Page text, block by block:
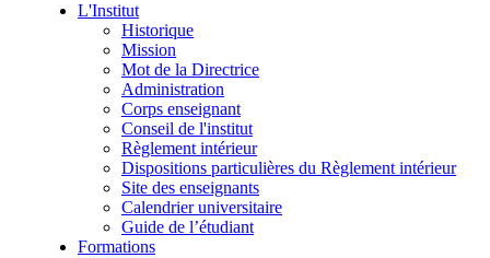
L'Institut
Historique
Mission
Mot de la Directrice
Administration
Corps enseignant
Conseil de l'institut
Règlement intérieur
Dispositions particulières du Règlement intérieur
Site des enseignants
Calendrier universitaire
Guide de l’étudiant
Formations